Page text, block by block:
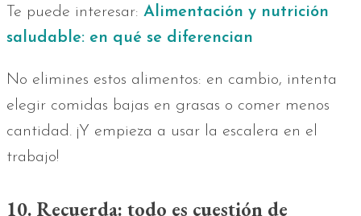
Te puede interesar: Alimentación y nutrición
saludable: en qué se diferencian
No elimines estos alimentos: en cambio, intenta
elegir comidas bajas en grasas o comer menos
cantidad. ¡Y empieza a usar la escalera en el
trabajo!
10. Recuerda: todo es cuestión de